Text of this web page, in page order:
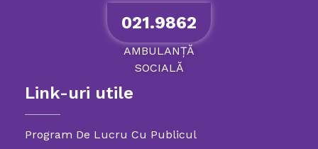
021.9862
AMBULANȚĂ
SOCIALĂ
Link-uri utile
Program De Lucru Cu Publicul